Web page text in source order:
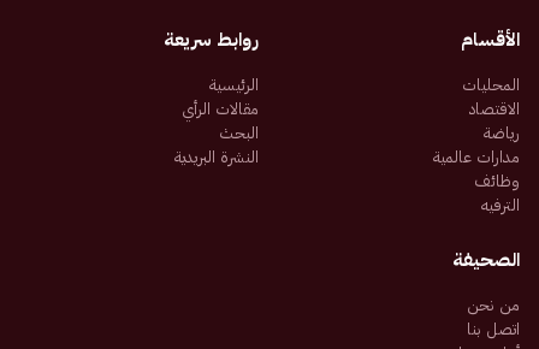
الأقسام
المحليات
الاقتصاد
رياضة
مدارات عالمية
وظائف
الترفيه
روابط سريعة
الرئيسية
مقالات الرأي
البحث
النشرة البريدية
الصحيفة
من نحن
اتصل بنا